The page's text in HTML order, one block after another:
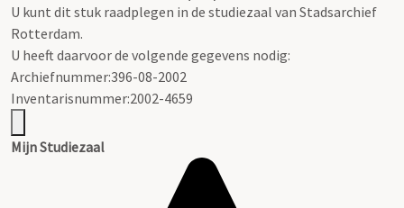
U kunt dit stuk raadplegen in de studiezaal van Stadsarchief
Rotterdam.
U heeft daarvoor de volgende gegevens nodig:
Archiefnummer:396-08-2002
Inventarisnummer:2002-4659
Mijn Studiezaal